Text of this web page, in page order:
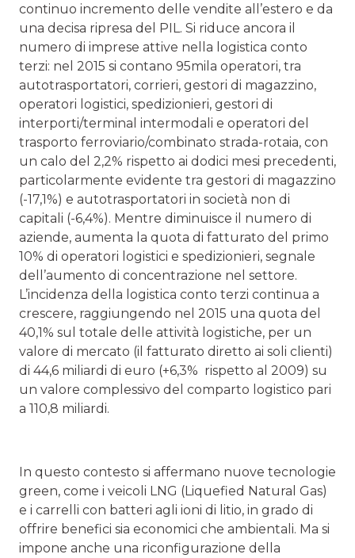
continuo incremento delle vendite all’estero e da
una decisa ripresa del PIL. Si riduce ancora il
numero di imprese attive nella logistica conto
terzi: nel 2015 si contano 95mila operatori, tra
autotrasportatori, corrieri, gestori di magazzino,
operatori logistici, spedizionieri, gestori di
interporti/terminal intermodali e operatori del
trasporto ferroviario/combinato strada-rotaia, con
un calo del 2,2% rispetto ai dodici mesi precedenti,
particolarmente evidente tra gestori di magazzino
(-17,1%) e autotrasportatori in società non di
capitali (-6,4%). Mentre diminuisce il numero di
aziende, aumenta la quota di fatturato del primo
10% di operatori logistici e spedizionieri, segnale
dell’aumento di concentrazione nel settore.
L’incidenza della logistica conto terzi continua a
crescere, raggiungendo nel 2015 una quota del
40,1% sul totale delle attività logistiche, per un
valore di mercato (il fatturato diretto ai soli clienti)
di 44,6 miliardi di euro (+6,3% rispetto al 2009) su
un valore complessivo del comparto logistico pari
a 110,8 miliardi.
In questo contesto si affermano nuove tecnologie
green, come i veicoli LNG (Liquefied Natural Gas)
e i carrelli con batteri agli ioni di litio, in grado di
offrire benefici sia economici che ambientali. Ma si
impone anche una riconfigurazione della